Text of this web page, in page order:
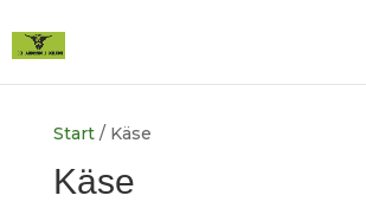
Start/ Käse
Käse